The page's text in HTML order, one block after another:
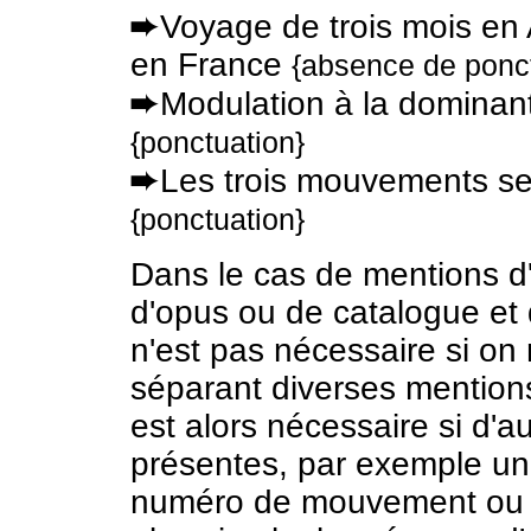
➨Voyage de trois mois
en France {absence de
➨Modulation à la
{ponctuation}
➨Les trois mouvements
{ponctuation}
Dans le cas de mentions
d'opus ou de catalogue
n'est pas nécessaire si
séparant diverses
est alors nécessaire si
présentes, par exemple
numéro de mouvement